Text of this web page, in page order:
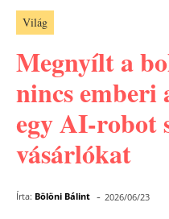
Világ
Megnyílt a
nincs
egy AI-robot
vásárlókat
Írta: Bölöni Bálint - 2026/06/23